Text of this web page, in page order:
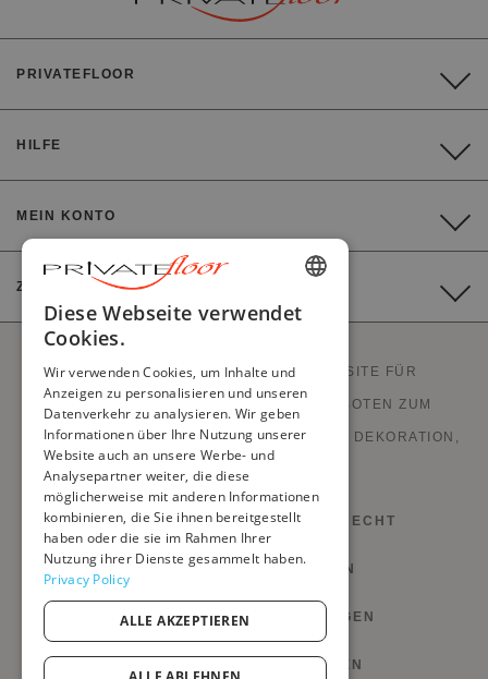
PRIVATEFLOOR
HILFE
MEIN KONTO
ZAHLUNG
PRIVATEFLOOR IST DIE ERSTE WEBSITE FÜR
WERKSVERKÄUFE UND GUTEN ANGEBOTEN ZUM
FABRIKPREIS. STILVOLLE MÖBEL, SOFAS, DEKORATION,
LAMPEN UND KAMINE.
WIDERRUFS- UND RÜCKGABERECHT
GESCHÄFTSBEDINGUNGEN
DATENSCHUTZ-BESTIMMUNGEN
MEINE COOKIES VERWALTEN
ENGLISH
DUTCH
GERMAN
ITALIAN
PORTUGUESE
SPANISH
POLISH
Diese Webseite verwendet
Cookies.
Wir verwenden Cookies, um Inhalte und
Anzeigen zu personalisieren und unseren
Datenverkehr zu analysieren. Wir geben
Informationen über Ihre Nutzung unserer
Website auch an unsere Werbe- und
Analysepartner weiter, die diese
möglicherweise mit anderen Informationen
kombinieren, die Sie ihnen bereitgestellt
haben oder die sie im Rahmen Ihrer
Nutzung ihrer Dienste gesammelt haben.
Privacy Policy
ALLE AKZEPTIEREN